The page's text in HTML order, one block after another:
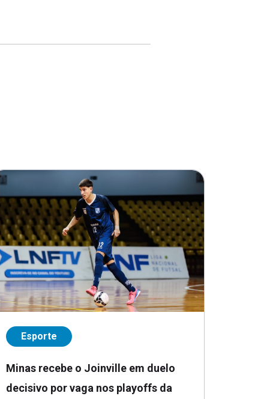
Esporte
Minas recebe o Joinville em duelo
decisivo por vaga nos playoffs da